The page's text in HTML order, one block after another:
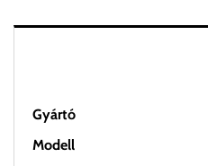
Gyártó
Modell